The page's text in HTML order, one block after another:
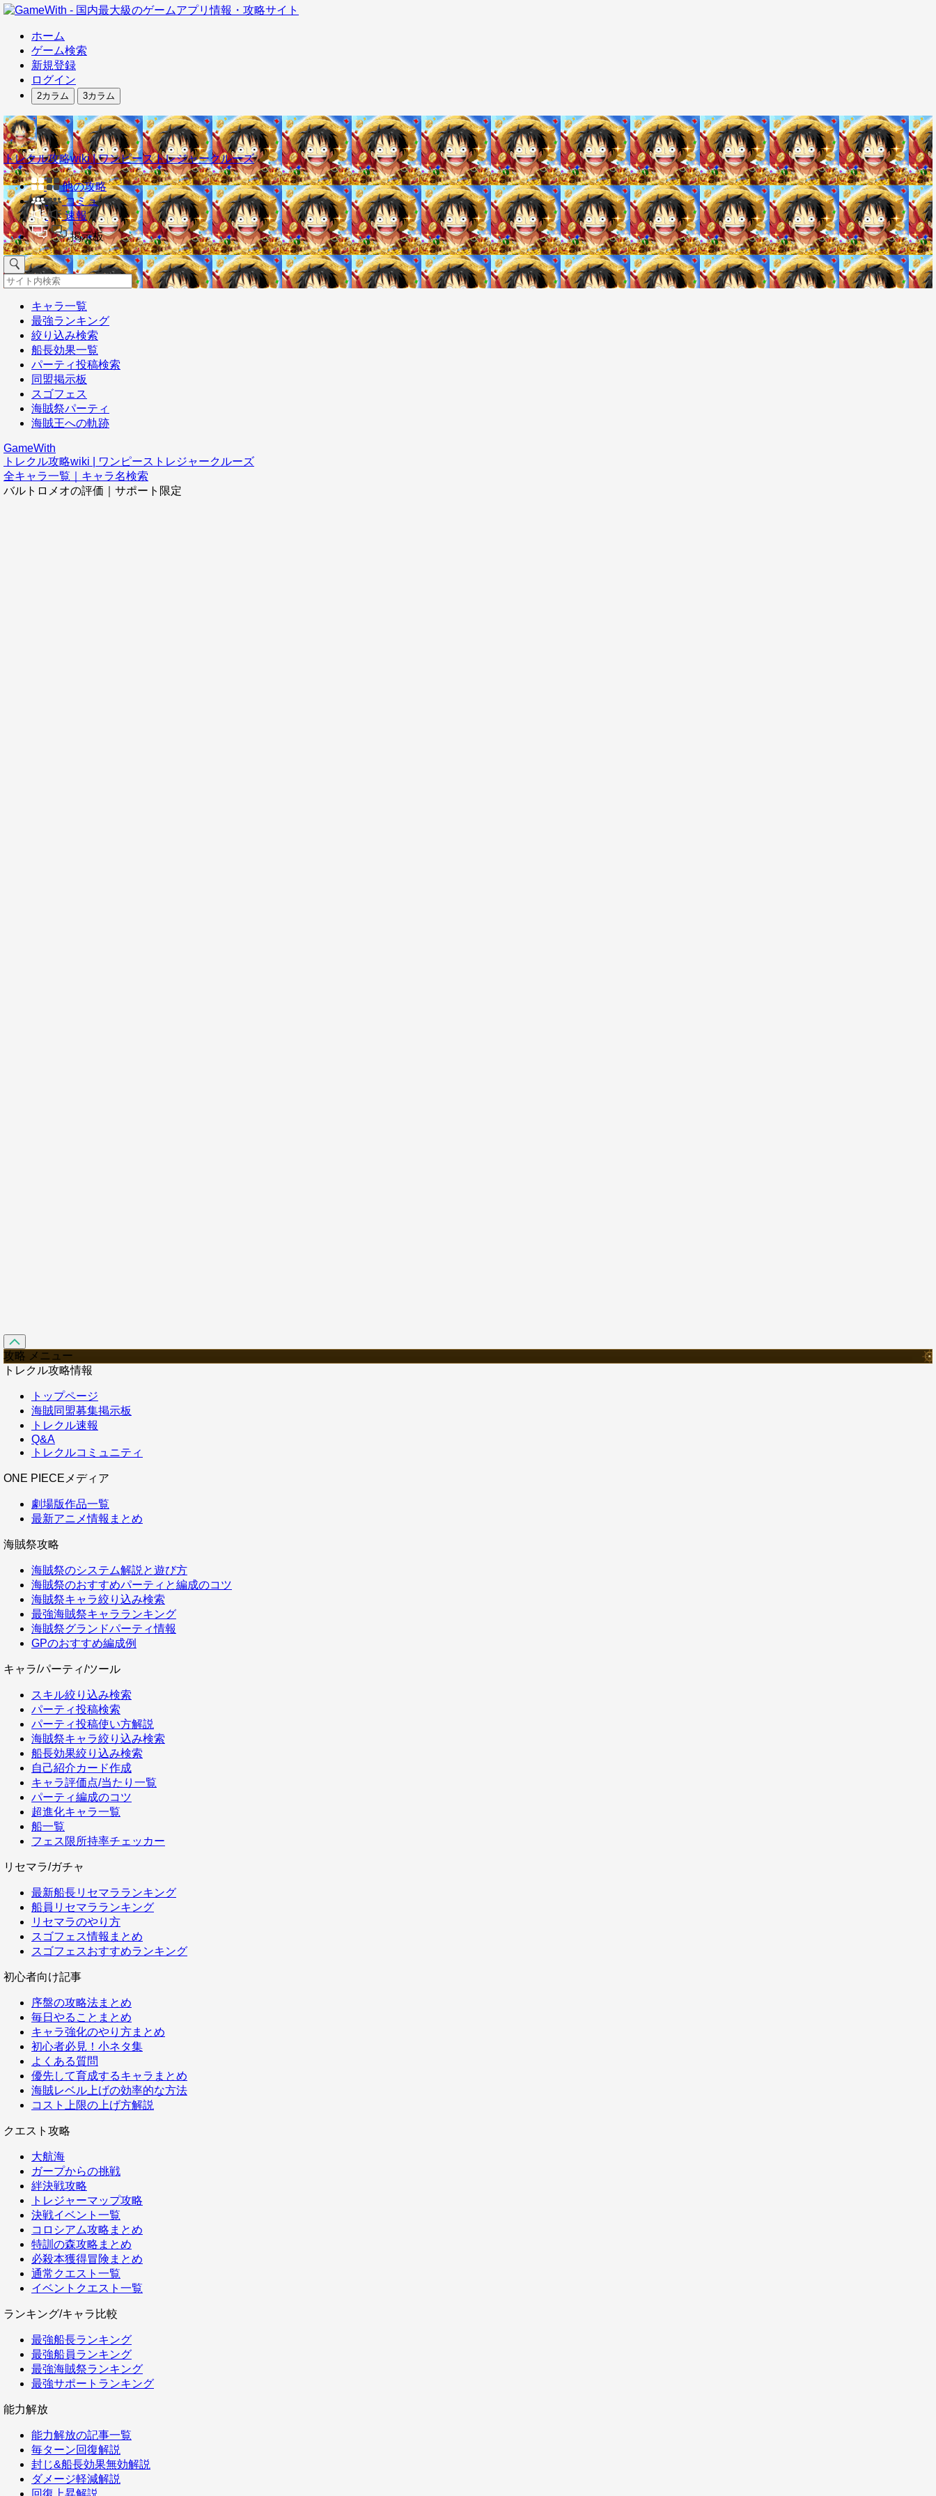
ホーム
ゲーム検索
新規登録
ログイン
2カラム 3カラム
トレクル攻略wiki | ワンピーストレジャークルーズ
他の攻略
コミュ
速報
掲示板
キャラ一覧
最強ランキング
絞り込み検索
船長効果一覧
パーティ投稿検索
同盟掲示板
スゴフェス
海賊祭パーティ
海賊王への軌跡
GameWith
トレクル攻略wiki | ワンピーストレジャークルーズ
全キャラ一覧｜キャラ名検索
バルトロメオの評価｜サポート限定
攻略 メニュー
トレクル攻略情報
トップページ
海賊同盟募集掲示板
トレクル速報
Q&A
トレクルコミュニティ
ONE PIECEメディア
劇場版作品一覧
最新アニメ情報まとめ
海賊祭攻略
海賊祭のシステム解説と遊び方
海賊祭のおすすめパーティと編成のコツ
海賊祭キャラ絞り込み検索
最強海賊祭キャラランキング
海賊祭グランドパーティ情報
GPのおすすめ編成例
キャラ/パーティ/ツール
スキル絞り込み検索
パーティ投稿検索
パーティ投稿使い方解説
海賊祭キャラ絞り込み検索
船長効果絞り込み検索
自己紹介カード作成
キャラ評価点/当たり一覧
パーティ編成のコツ
超進化キャラ一覧
船一覧
フェス限所持率チェッカー
リセマラ/ガチャ
最新船長リセマラランキング
船員リセマラランキング
リセマラのやり方
スゴフェス情報まとめ
スゴフェスおすすめランキング
初心者向け記事
序盤の攻略法まとめ
毎日やることまとめ
キャラ強化のやり方まとめ
初心者必見！小ネタ集
よくある質問
優先して育成するキャラまとめ
海賊レベル上げの効率的な方法
コスト上限の上げ方解説
クエスト攻略
大航海
ガープからの挑戦
絆決戦攻略
トレジャーマップ攻略
決戦イベント一覧
コロシアム攻略まとめ
特訓の森攻略まとめ
必殺本獲得冒険まとめ
通常クエスト一覧
イベントクエスト一覧
ランキング/キャラ比較
最強船長ランキング
最強船員ランキング
最強海賊祭ランキング
最強サポートランキング
能力解放
能力解放の記事一覧
毎ターン回復解説
封じ&船長効果無効解説
ダメージ軽減解説
回復上昇解説